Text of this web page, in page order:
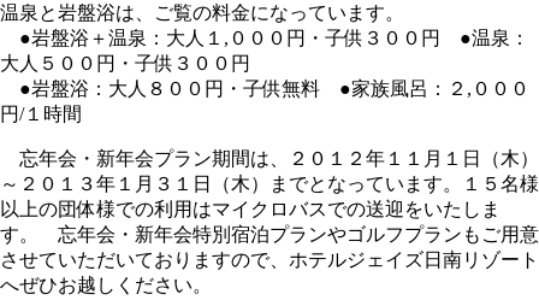
温泉と岩盤浴は、ご覧の料金になっています。
●岩盤浴＋温泉：大人１,０００円・子供３００円 ●温泉：
大人５００円・子供３００円
●岩盤浴：大人８００円・子供無料 ●家族風呂：２,０００
円/１時間
忘年会・新年会プラン期間は、２０１２年１１月１日（木）
～２０１３年１月３１日（木）までとなっています。１５名様
以上の団体様での利用はマイクロバスでの送迎をいたしま
す。 忘年会・新年会特別宿泊プランやゴルフプランもご用意
させていただいておりますので、ホテルジェイズ日南リゾート
へぜひお越しください。